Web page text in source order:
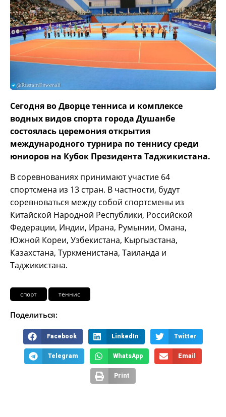
Сегодня во Дворце тенниса и комплексе
водных видов спорта города Душанбе
состоялась церемония открытия
международного турнира по теннису среди
юниоров на Кубок Президента Таджикистана.
В соревнованиях принимают участие 64
спортсмена из 13 стран. В частности, будут
соревноваться между собой спортсмены из
Китайской Народной Республики, Российской
Федерации, Индии, Ирана, Румынии, Омана,
Южной Кореи, Узбекистана, Кыргызстана,
Казахстана, Туркменистана, Таиланда и
Таджикистана.
спорт теннис
Поделиться:
Facebook LinkedIn Twitter
Telegram WhatsApp Email
Print